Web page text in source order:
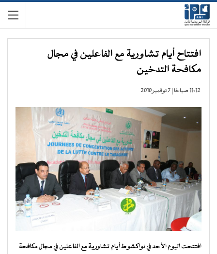
افتتاح أيام تشاورية مع الفاعلين في مجال
مكافحة التدخين
11:12 صباحًا | 7 نوفمبر 2010
افتتحت اليوم الأحد في نواكشوط أيام تشاورية مع الفاعلين في مجال مكافحة